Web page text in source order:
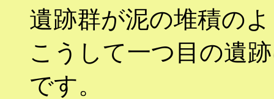
遺跡群が泥の堆積の
こうして一つ目の遺
です。